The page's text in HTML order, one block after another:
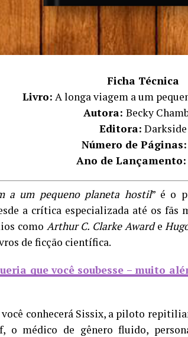
Ficha Técnica
Livro: A longa viagem a um
Autora: Becky
Editora: Darkside
Número de Páginas:
Ano de Lançamento:
a um pequeno planeta hostil” é o
a crítica especializada até os fãs
como Arthur C. Clarke Awarde
de ficção científica.
que você soubesse – muito
você conhecerá Sissix, a piloto
o médico de gênero fluido,